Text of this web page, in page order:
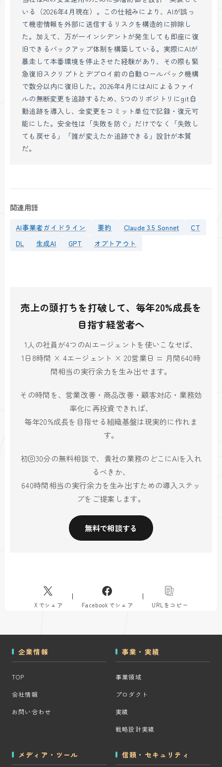
いる（2026年4月現在）。この仕組みにより、AIが誤っ
て機密情報を外部に送信するリスクを構造的に排除し
た。加えて、万が一インシデントが発生しても即座に復
旧できるバックアップ体制を構築している。実際にAIが
暴走して本番環境を停止させた経験があり、その際も緊
急復旧スクリプトとデプロイ前の自動ロールバック機構
で数分以内に復旧した。2026年4月にはAIによるファイ
ルの無断変更を追跡するため、5つのリポジトリにgit自
動追跡を導入し、全変更をコミット単位で記録・復元可
能にした。安全性は「失敗を防ぐ」だけでなく「失敗し
ても戻せる」「誰が変えたか追跡できる」設計が本質
だ。
関連用語
AI事業者ガイドライン 要約 Claude 3.5 Sonnet
CT
DL
生成AI GPT オプトアウト
売上の頭打ちを打破して、毎年20%成長を
目指す経営者へ
1人の社員が4つのAIエージェントを使いこなせば、
1日8時間 × 4エージェント × 20営業日 = 月間640時
間相当の実行余力を生み出せます。
その時間を、営業改善・商品改善・顧客対応・業務効
率化に再投資できれば、
毎年20%成長を目指せる組織基盤は現実的に作れま
す。
初回30分の無料相談で、貴社の業務のどこにAIを入れ
るべきか、
640時間相当の実行余力を生み出すための導入ステッ
プをご提案します。
無料で相談する
Xでシェア Facebookでシェア URLをコピー
企業情報
TOP
会社情報
お問い合わせ
事業・実績
事業領域
プロダクト
実績
戦略設計実績
メディア・ツール 信頼・セキュリティ